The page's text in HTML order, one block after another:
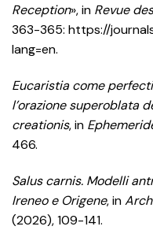
Reception», in Revue
363-365: https://
lang=en.
Eucaristia come
l’orazione superoblata
creationis, in
466.
Salus carnis. Modelli
Ireneo e Origene, in
(2026), 109-141.